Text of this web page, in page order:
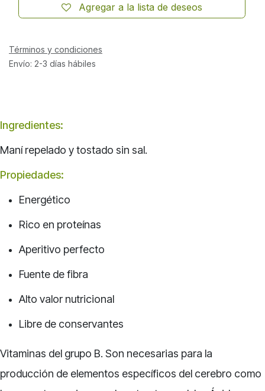
Agregar a la lista de deseos
Términos y condiciones
Envío: 2-3 días hábiles
Ingredientes:
Maní repelado y tostado sin sal.
Propiedades:
Energético
Rico en proteínas
Aperitivo perfecto
Fuente de fibra
Alto valor nutricional
Libre de conservantes
Vitaminas del grupo B. Son necesarias para la
producción de elementos específicos del cerebro como